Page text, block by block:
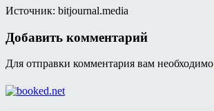
Источник: bitjournal.media
Добавить комментарий
Для отправки комментария вам необходимо